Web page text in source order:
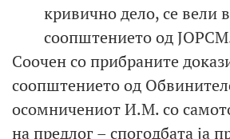
кривично дело, се вели
соопштението од
Соочен со прибраните
соопштението од
осомничениот И.М. со
на предлог – спогодбата ја